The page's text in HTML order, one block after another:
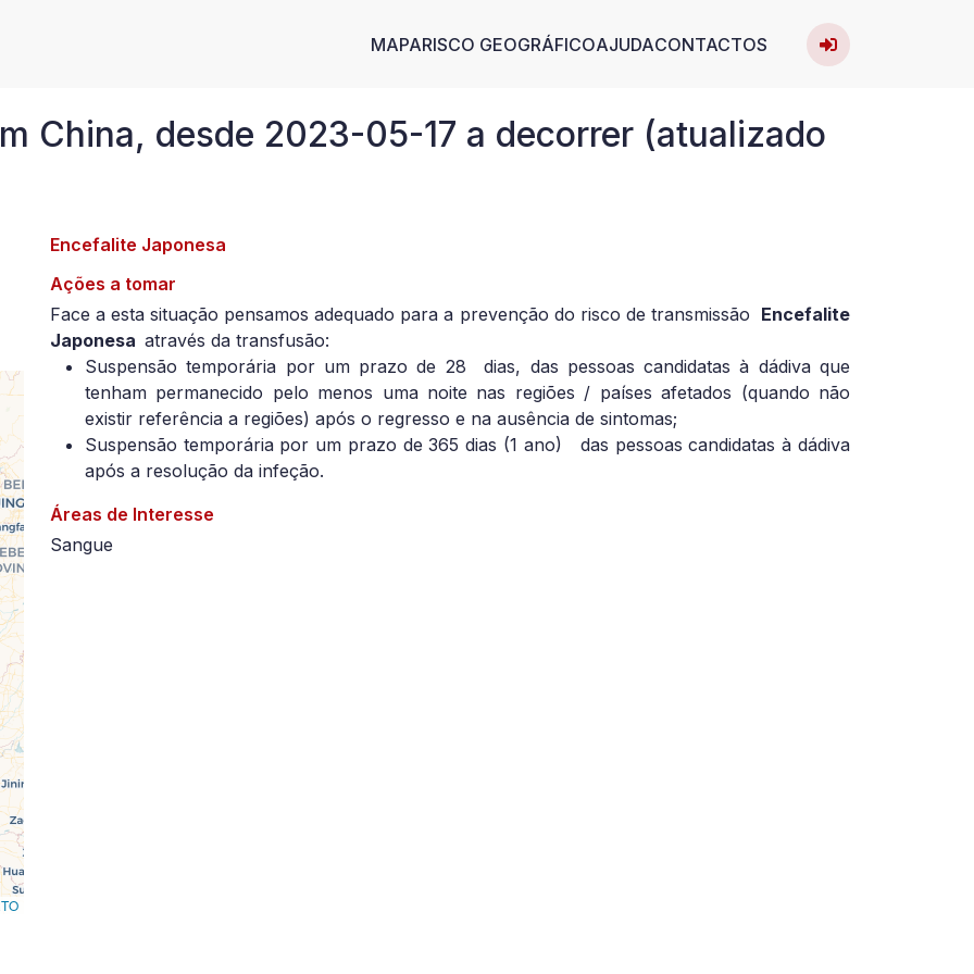
Main navigation
MAPARISCO GEOGRÁFICOAJUDACONTACTOS User
Entrar
China, desde 2023-05-17 a decorrer (atualizado
Encefalite Japonesa
Ações a tomar
Face a esta situação pensamos adequado para a prevenção do risco de transmissão Encefalite
Japonesa através da transfusão:
Suspensão temporária por um prazo de 28
dias, das pessoas candidatas à dádiva que
tenham permanecido pelo menos uma noite nas regiões / países afetados (quando não
existir referência a regiões) após o regresso e na ausência de sintomas;
Suspensão temporária por um prazo de 365 dias (1 ano)
das pessoas candidatas à dádiva
após a resolução da infeção.
Áreas de Interesse
Sangue